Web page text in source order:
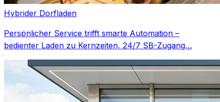
Hybrider Dorfladen
Persönlicher Service trifft smarte Automation –
bedienter Laden zu Kernzeiten, 24/7 SB-Zugang…